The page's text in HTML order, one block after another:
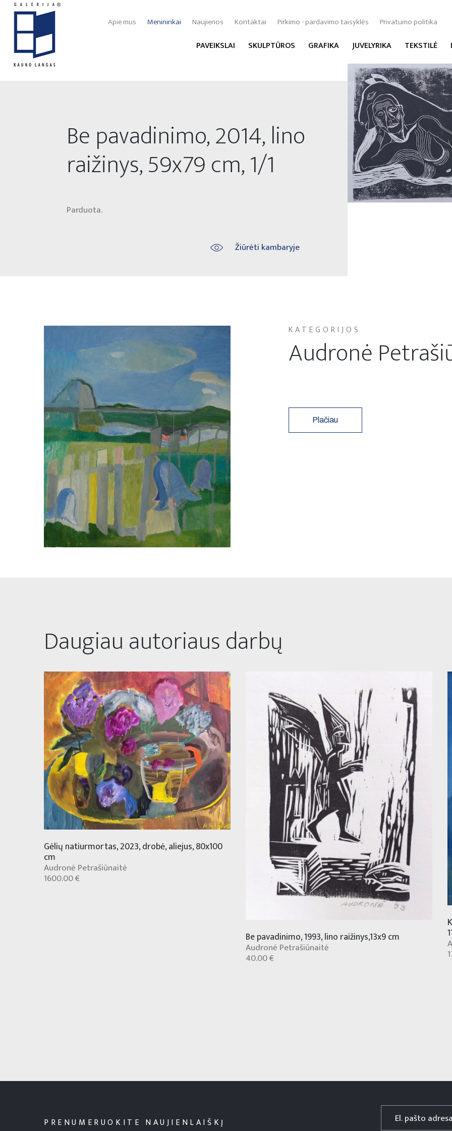
Apie mus Menininkai Naujienos Kontaktai Pirkimo - pardavimo taisyklės Privatumo politika
PAVEIKSLAI SKULPTŪROS GRAFIKA JUVELYRIKA TEKSTILĖ
Be pavadinimo, 2014, lino
raižinys, 59x79 cm, 1/1
Parduota.
Žiūrėti kambaryje
KATEGORIJOS
Audronė
Plačiau
Daugiau autoriaus darbų
Gėlių natiurmortas, 2023, drobė, aliejus, 80x100
cm
Audronė Petrašiūnaitė
1600.00 €
Be pavadinimo, 1993, lino raižinys,13x9 cm
Audronė Petrašiūnaitė
40.00 €
PRENUMERUOKITE NAUJIENLAIŠKĮ